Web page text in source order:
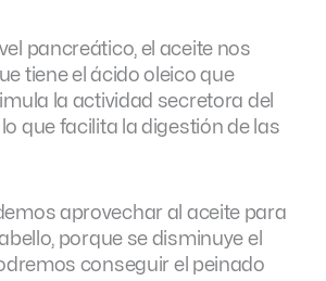
pancreático, el aceite nos
tiene el ácido oleico que
la actividad secretora del
que facilita la digestión de las
aprovechar al aceite para
porque se disminuye el
conseguir el peinado